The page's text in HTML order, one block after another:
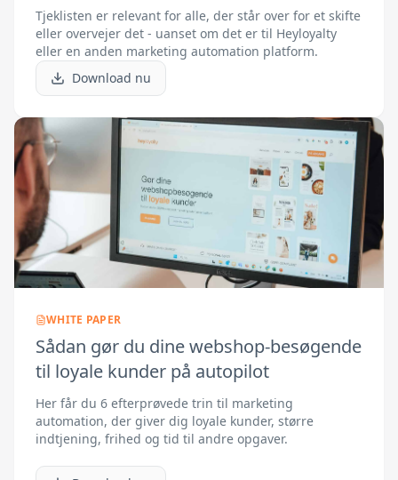
Tjeklisten er relevant for alle, der står over for et skifte
eller overvejer det - uanset om det er til Heyloyalty
eller en anden marketing automation platform.
Download nu
WHITE PAPER
Sådan gør du dine webshop-besøgende
til loyale kunder på autopilot
Her får du 6 efterprøvede trin til marketing
automation, der giver dig loyale kunder, større
indtjening, frihed og tid til andre opgaver.